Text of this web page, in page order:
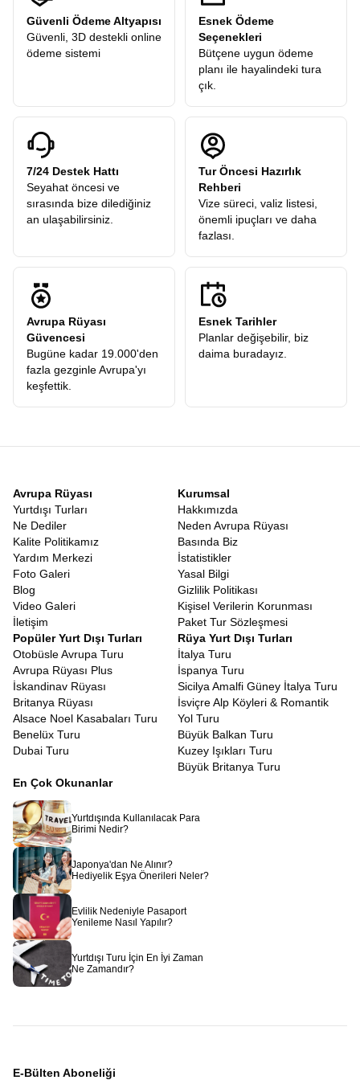
Güvenli Ödeme Altyapısı
Güvenli, 3D destekli online
ödeme sistemi
Esnek Ödeme
Seçenekleri
Bütçene uygun ödeme
planı ile hayalindeki tura
çık.
7/24 Destek Hattı
Seyahat öncesi ve
sırasında bize dilediğiniz
an ulaşabilirsiniz.
Tur Öncesi Hazırlık
Rehberi
Vize süreci, valiz listesi,
önemli ipuçları ve daha
fazlası.
Avrupa Rüyası
Güvencesi
Bugüne kadar 19.000'den
fazla gezginle Avrupa'yı
keşfettik.
Esnek Tarihler
Planlar değişebilir, biz
daima buradayız.
Avrupa Rüyası
Yurtdışı Turları
Ne Dediler
Kalite Politikamız
Yardım Merkezi
Foto Galeri
Blog
Video Galeri
İletişim
Kurumsal
Hakkımızda
Neden Avrupa Rüyası
Basında Biz
İstatistikler
Yasal Bilgi
Gizlilik Politikası
Kişisel Verilerin Korunması
Paket Tur Sözleşmesi
Popüler Yurt Dışı Turları
Otobüsle Avrupa Turu
Avrupa Rüyası Plus
İskandinav Rüyası
Britanya Rüyası
Alsace Noel Kasabaları Turu
Benelüx Turu
Dubai Turu
Rüya Yurt Dışı Turları
İtalya Turu
İspanya Turu
Sicilya Amalfi Güney İtalya Turu
İsviçre Alp Köyleri & Romantik
Yol Turu
Büyük Balkan Turu
Kuzey Işıkları Turu
Büyük Britanya Turu
En Çok Okunanlar
Yurtdışında Kullanılacak Para
Birimi Nedir?
Japonya'dan Ne Alınır?
Hediyelik Eşya Önerileri Neler?
Evlilik Nedeniyle Pasaport
Yenileme Nasıl Yapılır?
Yurtdışı Turu İçin En İyi Zaman
Ne Zamandır?
E-Bülten Aboneliği